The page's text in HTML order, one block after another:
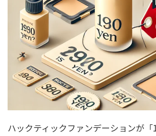
ハックティックファンデーションが「